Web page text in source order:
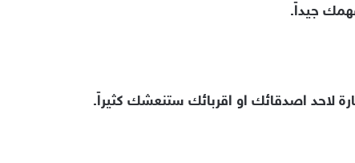
جيداً.
لاحد اصدقائك او اقربائك ستنعشك كثيراً.